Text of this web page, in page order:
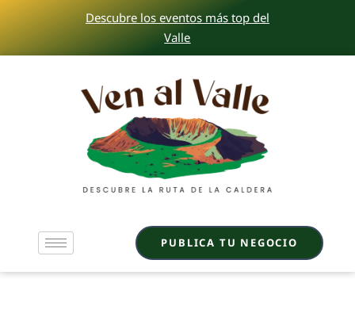
Descubre los eventos más top del
Valle
PUBLICA TU NEGOCIO